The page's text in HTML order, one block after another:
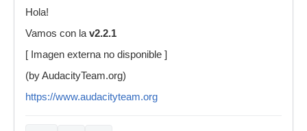
Hola!
Vamos con la v2.2.1
[ Imagen externa no disponible ]
(by AudacityTeam.org)
https://www.audacityteam.org